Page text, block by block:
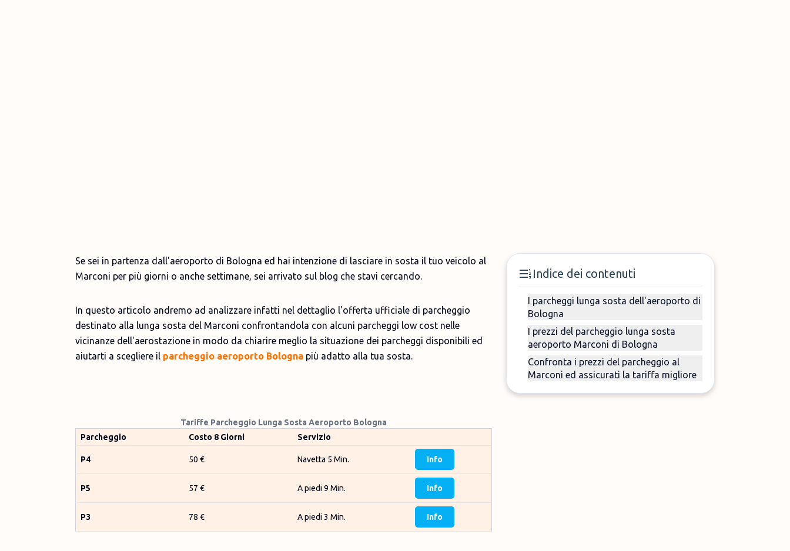
Indice dei contenuti
I parcheggi lunga sosta dell'aeroporto di
Bologna
I prezzi del parcheggio lunga sosta
aeroporto Marconi di Bologna
Confronta i prezzi del parcheggio al
Marconi ed assicurati la tariffa migliore
Se sei in partenza dall'aeroporto di Bologna ed hai intenzione di lasciare in sosta il tuo veicolo al
Marconi per più giorni o anche settimane, sei arrivato sul blog che stavi cercando.
In questo articolo andremo ad analizzare infatti nel dettaglio l'offerta ufficiale di parcheggio
destinato alla lunga sosta del Marconi confrontandola con alcuni parcheggi low cost nelle
vicinanze dell'aerostazione in modo da chiarire meglio la situazione dei parcheggi disponibili ed
aiutarti a scegliere il parcheggio aeroporto Bologna più adatto alla tua sosta.
Tariffe Parcheggio Lunga Sosta Aeroporto Bologna
Parcheggio
Costo 8 Giorni Servizio
P4 50 € Navetta 5 Min. Info
P5 57 € A piedi 9 Min. Info
P3 78 € A piedi 3 Min. Info